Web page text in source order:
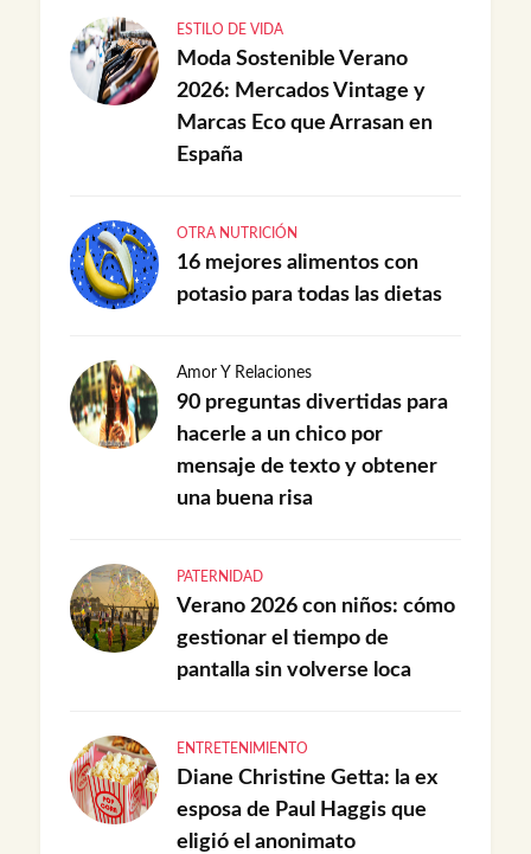
ESTILO DE VIDA
Moda Sostenible Verano
2026: Mercados Vintage y
Marcas Eco que Arrasan en
España
OTRA NUTRICIÓN
16 mejores alimentos con
potasio para todas las dietas
Amor Y Relaciones
90 preguntas divertidas para
hacerle a un chico por
mensaje de texto y obtener
una buena risa
PATERNIDAD
Verano 2026 con niños: cómo
gestionar el tiempo de
pantalla sin volverse loca
ENTRETENIMIENTO
Diane Christine Getta: la ex
esposa de Paul Haggis que
eligió el anonimato